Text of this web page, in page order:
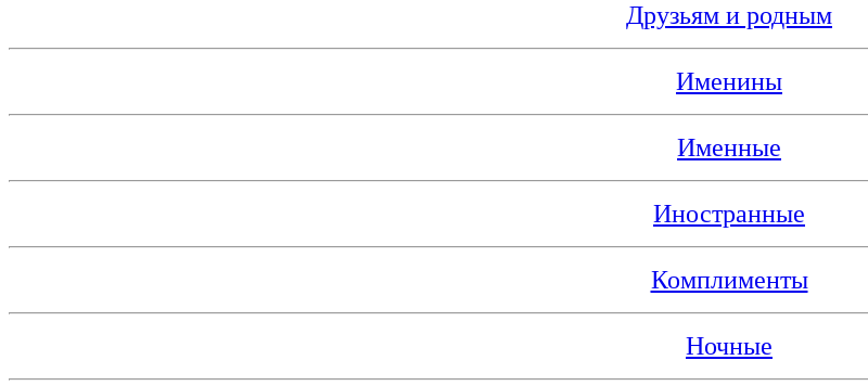
Друзьям и родным
Именины
Именные
Иностранные
Комплименты
Ночные